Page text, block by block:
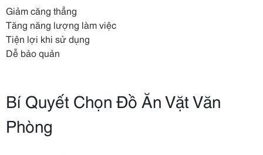
Giảm căng thẳng
Tăng năng lượng làm việc
Tiện lợi khi sử dụng
Dễ bảo quản
Bí Quyết Chọn Đồ Ăn Vặt Văn
Phòng